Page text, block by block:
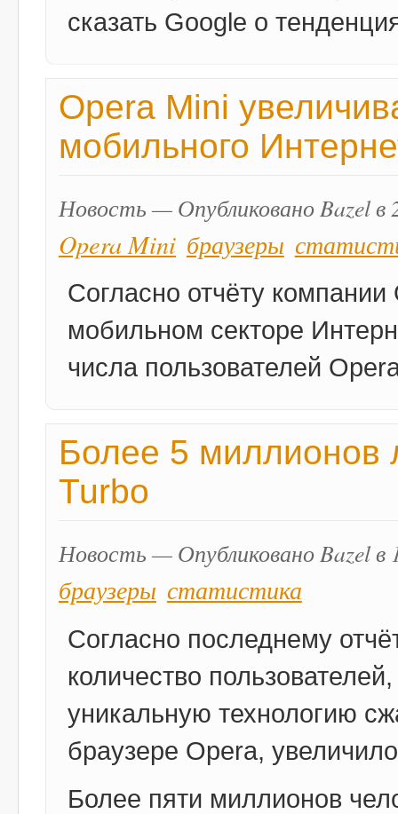
сказать Google о
Opera Mini
мобильного
Новость — Опубликовано Bazel
Opera Mini браузеры
Согласно отчёту
мобильном секторе
числа пользователей
Более 5 миллионов
Turbo
Новость — Опубликовано Bazel в
браузеры статистика
Согласно последнему
количество
уникальную технологию
браузере Opera,
Более пяти миллионов